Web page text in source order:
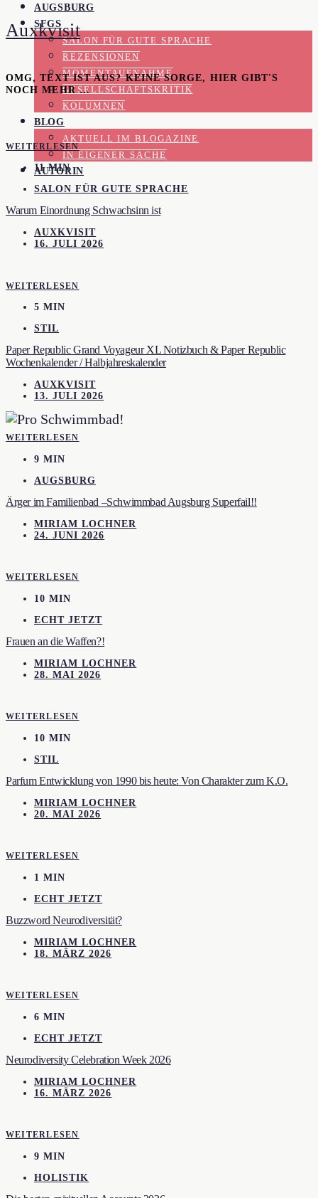
AUGSBURG
SFGS
SALON FÜR GUTE SPRACHE
REZENSIONEN
MOMENTAUFNAHME
GESELLSCHAFTSKRITIK
KOLUMNEN
BLOG
AKTUELL IM BLOGAZINE
IN EIGENER SACHE
AUTORIN
Auxkvisit
OMG, TEXT IST AUS? KEINE SORGE, HIER GIBT'S
NOCH MEHR …
WEITERLESEN
11 MIN
SALON FÜR GUTE SPRACHE
Warum Einordnung Schwachsinn ist
AUXKVISIT
16. JULI 2026
WEITERLESEN
5 MIN
STIL
Paper Republic Grand Voyageur XL Notizbuch & Paper Republic
Wochenkalender / Halbjahreskalender
AUXKVISIT
13. JULI 2026
WEITERLESEN
9 MIN
AUGSBURG
Ärger im Familienbad –Schwimmbad Augsburg Superfail!!
MIRIAM LOCHNER
24. JUNI 2026
WEITERLESEN
10 MIN
ECHT JETZT
Frauen an die Waffen?!
MIRIAM LOCHNER
28. MAI 2026
WEITERLESEN
10 MIN
STIL
Parfum Entwicklung von 1990 bis heute: Von Charakter zum K.O.
MIRIAM LOCHNER
20. MAI 2026
WEITERLESEN
1 MIN
ECHT JETZT
Buzzword Neurodiversität?
MIRIAM LOCHNER
18. MÄRZ 2026
WEITERLESEN
6 MIN
ECHT JETZT
Neurodiversity Celebration Week 2026
MIRIAM LOCHNER
16. MÄRZ 2026
WEITERLESEN
9 MIN
HOLISTIK